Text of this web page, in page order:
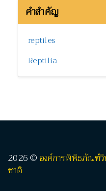
คำสำคัญ
reptiles
Reptilia
2026 © องค์การพิพิธภัณฑ์วิ
ชาติ